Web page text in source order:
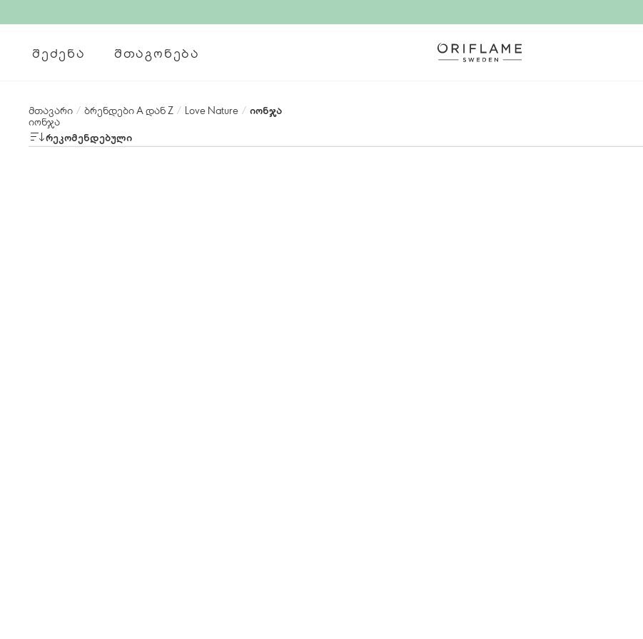
ᲨᲔᲫᲔᲜᲐ ᲨᲗᲐᲒᲝᲜᲔᲑᲐ
მთავარი / ბრენდები А დან Z / Love Nature / იონჯა
იონჯა
ᲠᲔᲙᲝᲛᲔᲜᲓᲔᲑᲣᲚᲘ